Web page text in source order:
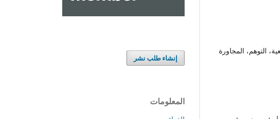
التوهم، المجاورة
إنشاء طلب نشر
المعلومات